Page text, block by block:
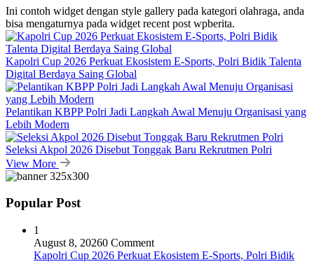
Ini contoh widget dengan style gallery pada kategori olahraga, anda
bisa mengaturnya pada widget recent post wpberita.
Kapolri Cup 2026 Perkuat Ekosistem E-Sports, Polri Bidik Talenta
Digital Berdaya Saing Global
Pelantikan KBPP Polri Jadi Langkah Awal Menuju Organisasi yang
Lebih Modern
Seleksi Akpol 2026 Disebut Tonggak Baru Rekrutmen Polri
View More
Popular Post
1
August 8, 20260 Comment
Kapolri Cup 2026 Perkuat Ekosistem E-Sports, Polri Bidik